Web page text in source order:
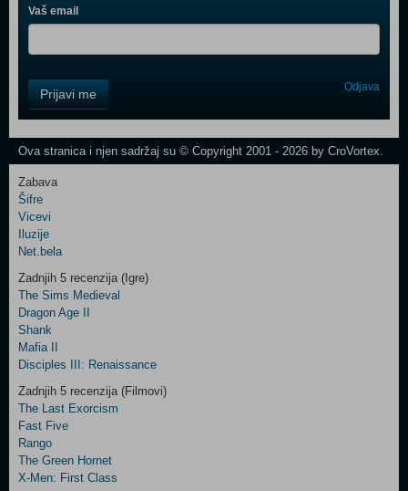
Vaš email
Field
One
Control
Two
Newsletter
Control
Field
Three
Prijavi me Odjava
Ova stranica i njen sadržaj su © Copyright 2001 - 2026 by CroVortex.
Zabava
Šifre
Vicevi
Iluzije
Net.bela
Zadnjih 5 recenzija (Igre)
The Sims Medieval
Dragon Age II
Shank
Mafia II
Disciples III: Renaissance
Zadnjih 5 recenzija (Filmovi)
The Last Exorcism
Fast Five
Rango
The Green Hornet
X-Men: First Class